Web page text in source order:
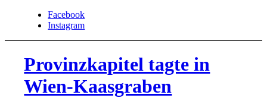
Facebook
Instagram
Provinzkapitel tagte in
Wien-Kaasgraben